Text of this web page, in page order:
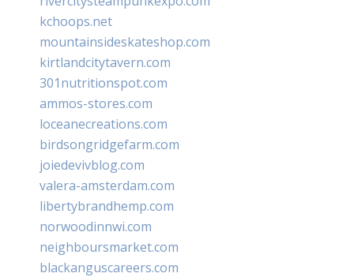
kchoops.net
mountainsideskateshop.com
kirtlandcitytavern.com
301nutritionspot.com
ammos-stores.com
loceanecreations.com
birdsongridgefarm.com
joiedevivblog.com
valera-amsterdam.com
libertybrandhemp.com
norwoodinnwi.com
neighboursmarket.com
blackanguscareers.com